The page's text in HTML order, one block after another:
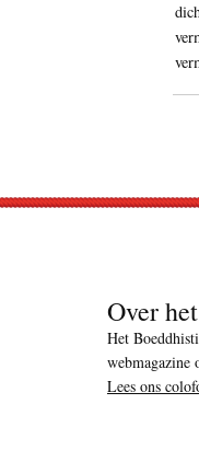
Over
Het
webmagazine
Lees ons